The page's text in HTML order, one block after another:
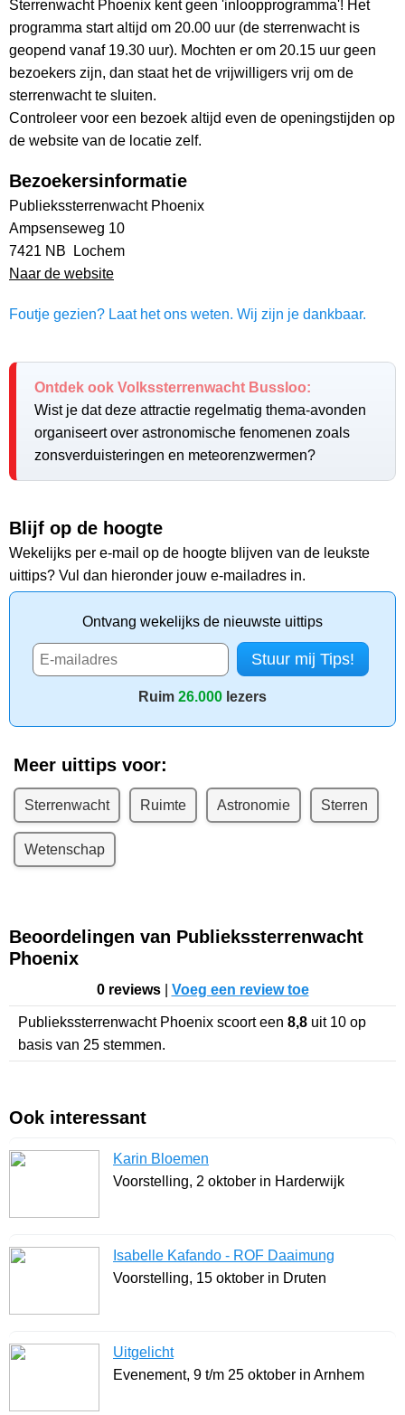
Sterrenwacht Phoenix kent geen 'inloopprogramma'! Het
programma start altijd om 20.00 uur (de sterrenwacht is
geopend vanaf 19.30 uur). Mochten er om 20.15 uur geen
bezoekers zijn, dan staat het de vrijwilligers vrij om de
sterrenwacht te sluiten.
Controleer voor een bezoek altijd even de openingstijden op
de website van de locatie zelf.
Bezoekersinformatie
Publiekssterrenwacht Phoenix
Ampsenseweg 10
7421 NB Lochem
Naar de website
Foutje gezien? Laat het ons weten. Wij zijn je dankbaar.
Ontdek ook Volkssterrenwacht Bussloo:
Wist je dat deze attractie regelmatig thema-avonden
organiseert over astronomische fenomenen zoals
zonsverduisteringen en meteorenzwermen?
Blijf op de hoogte
Wekelijks per e-mail op de hoogte blijven van de leukste
uittips? Vul dan hieronder jouw e-mailadres in.
Ontvang wekelijks de nieuwste uittips
Ruim 26.000 lezers
Meer uittips voor:
Sterrenwacht Ruimte Astronomie Sterren
Wetenschap
Beoordelingen van Publiekssterrenwacht
Phoenix
0 reviews| Voeg een review toe
Publiekssterrenwacht Phoenix scoort een 8,8 uit 10 op
basis van 25 stemmen.
Ook interessant
Karin Bloemen
Voorstelling, 2 oktober in Harderwijk
Isabelle Kafando - ROF Daaimung
Voorstelling, 15 oktober in Druten
Uitgelicht
Evenement, 9 t/m 25 oktober in Arnhem